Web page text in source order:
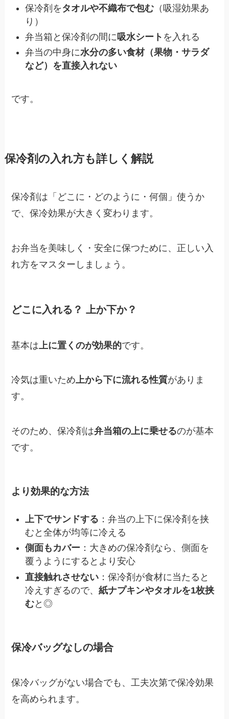
保冷剤を タオルや不織布で包む （吸湿効果あ
り）
弁当箱と保冷剤の間に 吸水シート を入れる
弁当の中身に水分の多い食材（果物・サラダ
など）を直接入れない
です。
保冷剤の入れ方も詳しく解説
保冷剤は「どこに・どのように・何個」使うか
で、保冷効果が大きく変わります。
お弁当を美味しく・安全に保つために、正しい入
れ方をマスターしましょう。
どこに入れる？ 上か下か？
基本は 上に置くのが効果的です。
冷気は重いため上から下に流れる性質がありま
す。
そのため、保冷剤は弁当箱の上に乗せるのが基本
です。
より効果的な方法
上下でサンドする ：弁当の上下に保冷剤を挟
むと全体が均等に冷える
側面もカバー ：大きめの保冷剤なら、側面を
覆うようにするとより安心
直接触れさせない ：保冷剤が食材に当たると
冷えすぎるので、紙ナプキンやタオルを1枚挟
むと◎
保冷バッグなしの場合
保冷バッグがない場合でも、工夫次第で保冷効果
を高められます。